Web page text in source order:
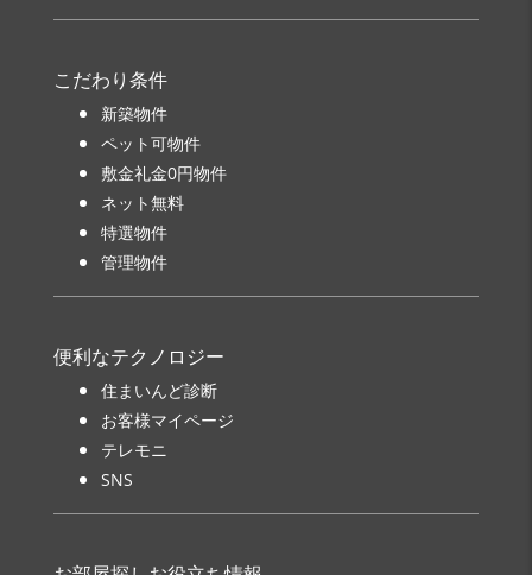
こだわり条件
新築物件
ペット可物件
敷金礼金0円物件
ネット無料
特選物件
管理物件
便利なテクノロジー
住まいんど診断
お客様マイページ
テレモニ
SNS